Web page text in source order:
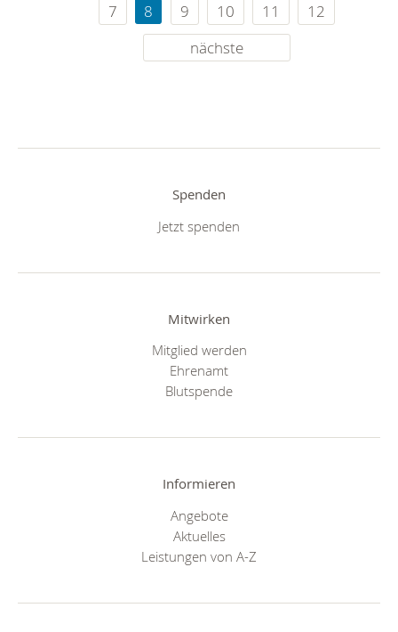
7
8 9 10 11
12
nächste
Spenden
Jetzt spenden
Mitwirken
Mitglied werden
Ehrenamt
Blutspende
Informieren
Angebote
Aktuelles
Leistungen von A-Z